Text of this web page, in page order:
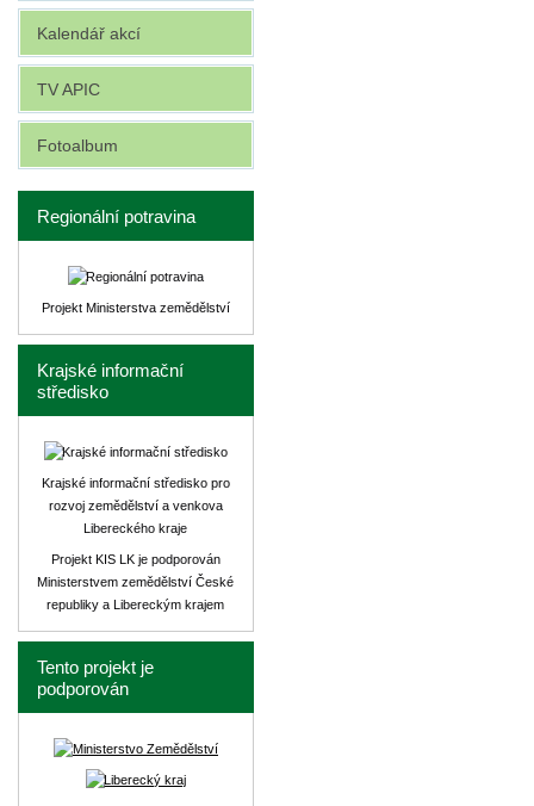
Kalendář akcí
TV APIC
Fotoalbum
Regionální potravina
Projekt Ministerstva zemědělství
Krajské informační
středisko
Krajské informační středisko pro
rozvoj zemědělství a venkova
Libereckého kraje
Projekt KIS LK je podporován
Ministerstvem zemědělství České
republiky a Libereckým krajem
Tento projekt je
podporován